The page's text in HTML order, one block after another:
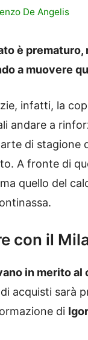
De Angelis
è prematuro,
a muovere
infatti, la
andare a
di stagione
A fronte di
quello del
con il
in merito
acquisti sarà
di